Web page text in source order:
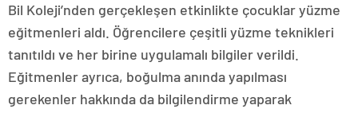
Bil Koleji’nden gerçekleşen etkinlikte çocuklar yüzme
eğitmenleri aldı. Öğrencilere çeşitli yüzme teknikleri
tanıtıldı ve her birine uygulamalı bilgiler verildi.
Eğitmenler ayrıca, boğulma anında yapılması
gerekenler hakkında da bilgilendirme yaparak